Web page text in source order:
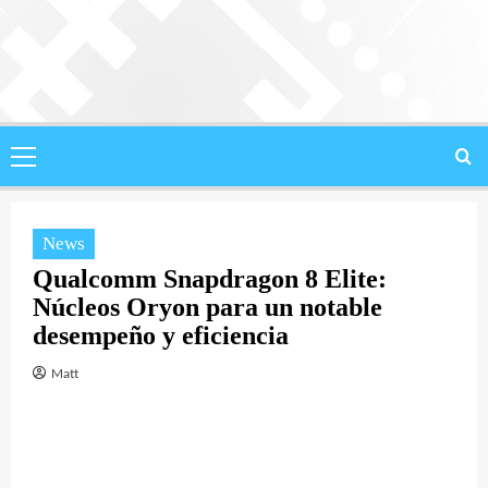
principal
News
Qualcomm Snapdragon 8 Elite:
Núcleos Oryon para un notable
desempeño y eficiencia
Matt